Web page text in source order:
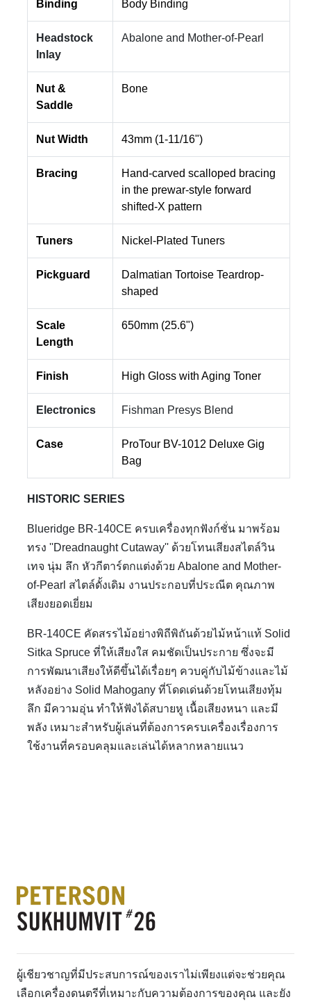
Binding Body Binding
Headstock
Inlay
Abalone and Mother-of-Pearl
Nut &
Saddle
Bone
Nut Width 43mm (1-11/16")
Bracing
Hand-carved scalloped bracing
in the prewar-style forward
shifted-X pattern
Tuners Nickel-Plated Tuners
Pickguard
Dalmatian Tortoise Teardrop-
shaped
Scale
Length
650mm (25.6")
Finish High Gloss with Aging Toner
Electronics Fishman Presys Blend
Case
ProTour BV-1012 Deluxe Gig
Bag
HISTORIC SERIES
Blueridge BR-140CE ครบเครื่องทุกฟังก์ชั่น มาพร้อม
ทรง ''Dreadnaught Cutaway'' ด้วยโทนเสียงสไตล์วิน
เทจ นุ่ม ลึก หัวกีตาร์ตกแต่งด้วย Abalone and Mother-
of-Pearl สไตล์ดั้งเดิม งานประกอบที่ประณีต คุณภาพ
เสียงยอดเยี่ยม
BR-140CE คัดสรรไม้อย่างพิถีพิถันด้วยไม้หน้าแท้ Solid
Sitka Spruce ที่ให้เสียงใส คมชัดเป็นประกาย ซึ่งจะมี
การพัฒนาเสียงให้ดีขึ้นได้เรื่อยๆ ควบคู่กับไม้ข้างและไม้
หลังอย่าง Solid Mahogany ที่โดดเด่นด้วยโทนเสียงทุ้ม
ลึก มีความอุ่น ทำให้ฟังได้สบายหู เนื้อเสียงหนา และมี
พลัง เหมาะสำหรับผู้เล่นที่ต้องการครบเครื่องเรื่องการ
ใช้งานที่ครอบคลุมและเล่นได้หลากหลายแนว
ผู้เชียวชาญที่มีประสบการณ์ของเราไม่เพียงแต่จะช่วยคุณ
เลือกเครื่องดนตรีที่เหมาะกับความต้องการของคุณ และยัง